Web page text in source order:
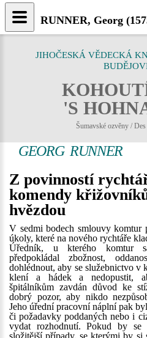
JIHOČESKÁ VĚDECKÁ
'S
Šumavské ozvěny /
GEORG RUNNER
Z povinností
komendy
hvězdou
V sedmi bodech smlouvy komtur
úkoly, které na nového rychtáře
Úředník, u kterého komtur
předpokládal zbožnost,
dohlédnout, aby se služebnictvo v
klení a hádek a nedopustit,
špitálníkům zavdán důvod ke
dobrý pozor, aby nikdo
Jeho úřední pracovní náplní pak
či požadavky poddaných nebo i
vydat rozhodnutí. Pokud by se
složitější případy, se kterými by si
RUNNER, Georg